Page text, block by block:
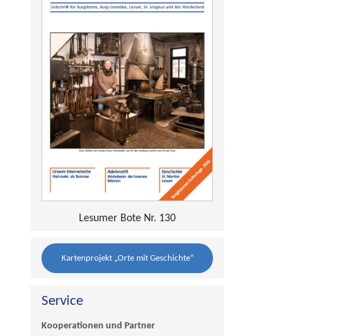
Lesumer Bote Nr. 130
Kartenprojekt „Orte mit Geschichte“
Service
Kooperationen und Partner